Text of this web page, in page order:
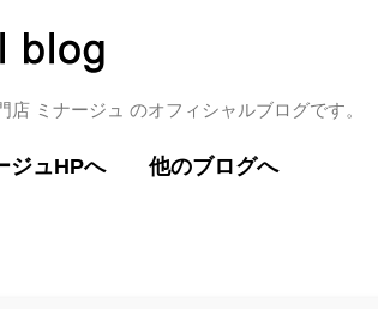
ミナージュ のオフィシャルブログです。
ジュHPへ 他のブログへ